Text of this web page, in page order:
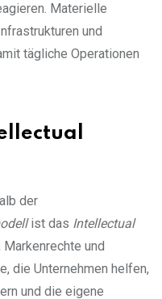
Materielle
und
tägliche Operationen
der
ist das Intellectual
und
die Unternehmen helfen,
und die eigene